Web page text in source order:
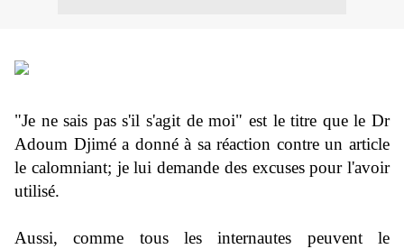
"Je ne sais pas s'il s'agit de moi" est le titre que le Dr
Adoum Djimé a donné à sa réaction contre un article
le calomniant; je lui demande des excuses pour l'avoir
utilisé.
Aussi, comme tous les internautes peuvent le